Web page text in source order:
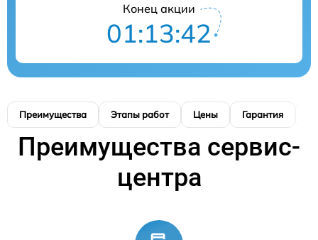
Конец акции
01:13:41
Преимущества Этапы работ Цены Гарантия
Преимущества сервис-
центра